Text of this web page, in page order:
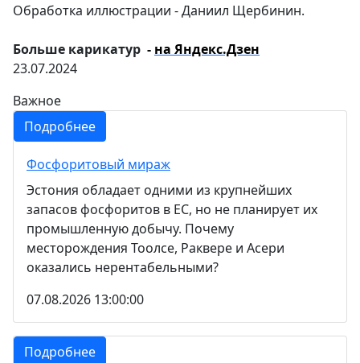
Обработка иллюстрации - Даниил Щербинин.
Больше карикатур - на Яндекс.Дзен
23.07.2024
Важное
Подробнее
Фосфоритовый мираж
Эстония обладает одними из крупнейших
запасов фосфоритов в ЕС, но не планирует их
промышленную добычу. Почему
месторождения Тоолсе, Раквере и Асери
оказались нерентабельными?
07.08.2026 13:00:00
Подробнее